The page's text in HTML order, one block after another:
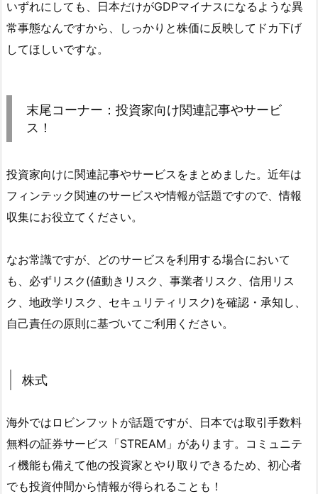
いずれにしても、日本だけがGDPマイナスになるような異
常事態なんですから、しっかりと株価に反映してドカ下げ
してほしいですな。
末尾コーナー：投資家向け関連記事やサービ
ス！
投資家向けに関連記事やサービスをまとめました。近年は
フィンテック関連のサービスや情報が話題ですので、情報
収集にお役立てください。
なお常識ですが、どのサービスを利用する場合において
も、必ずリスク(値動きリスク、事業者リスク、信用リス
ク、地政学リスク、セキュリティリスク)を確認・承知し、
自己責任の原則に基づいてご利用ください。
株式
海外ではロビンフットが話題ですが、日本では取引手数料
無料の証券サービス「STREAM」があります。コミュニテ
ィ機能も備えて他の投資家とやり取りできるため、初心者
でも投資仲間から情報が得られることも！